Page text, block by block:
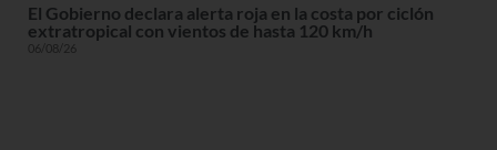
El Gobierno declara alerta roja en la costa por ciclón
extratropical con vientos de hasta 120 km/h
06/08/26